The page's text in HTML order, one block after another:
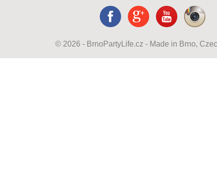
© 2026 - BrnoPartyLife.cz - Made in Brno,